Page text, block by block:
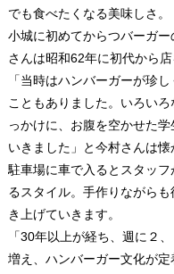
でも食べたくなる美味しさ。
小城に初めてからつバーガ
さんは昭和62年に初代から
「当時はハンバーガーが珍
こともありました。いろい
っかけに、お腹を空かせた
いきました」と今村さんは懐
駐車場に車で入るとスタッ
るスタイル。手作りながら
き上げていきます。
「30年以上が経ち、週に２
増え、ハンバーガー文化が